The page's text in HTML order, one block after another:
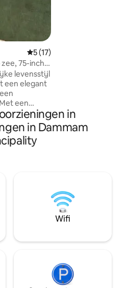
Gemiddelde beoordeling
5 (17)
75-inch
levensstijl
een elegant
een
ruime
dat je een
luxe en
het is
naar
in
in Dammam
Wifi